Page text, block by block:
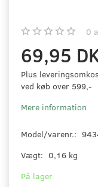
0
69,95
Plus
ved køb over 599,-
Mere information
Model/varenr.:
Vægt: 0,16 kg
På lager